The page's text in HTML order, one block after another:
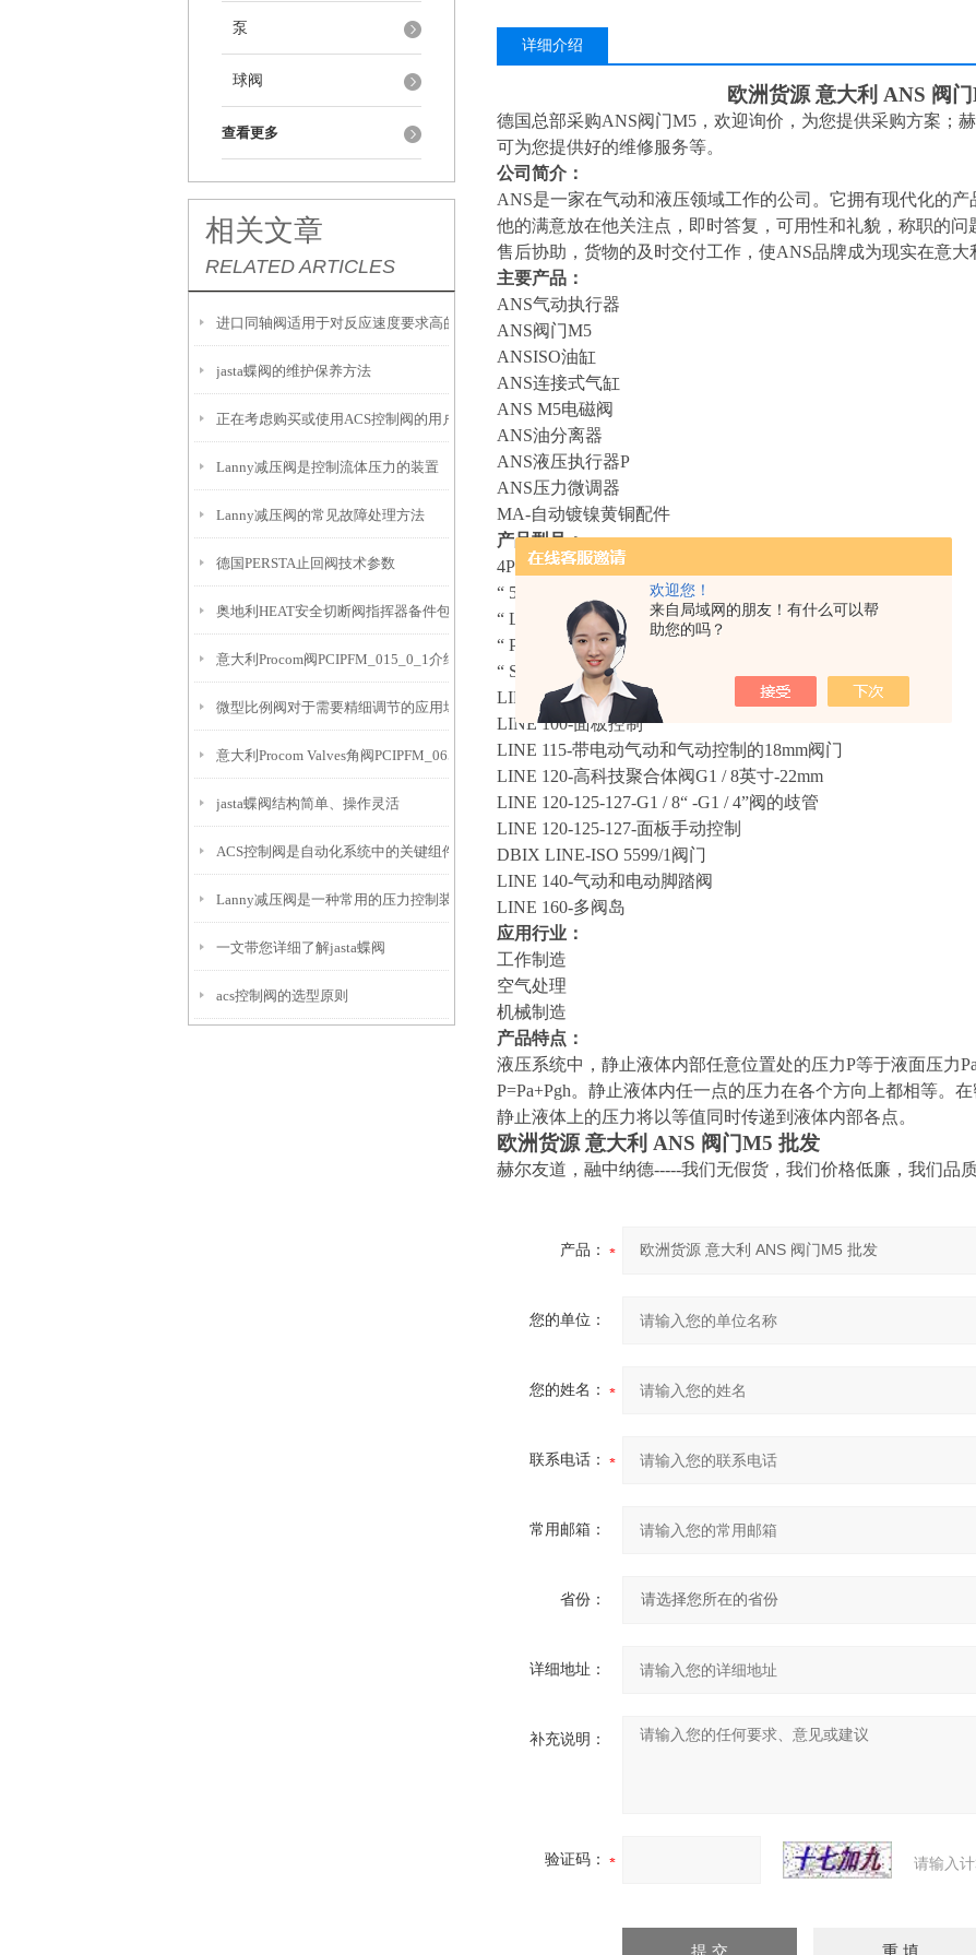
欢迎您！
来自局域网的朋友！有什么可以帮
助您的吗？
泵
球阀
查看更多
相关文章
RELATED ARTICLES
进口同轴阀适用于对反应速度要求高的工况中
jasta蝶阀的维护保养方法
正在考虑购买或使用ACS控制阀的用户，以下是一些建议
Lanny减压阀是控制流体压力的装置
Lanny减压阀的常见故障处理方法
德国PERSTA止回阀技术参数
奥地利HEAT安全切断阀指挥器备件包G612-G190144介绍
意大利Procom阀PCIPFM_015_0_1介绍
微型比例阀对于需要精细调节的应用场景非常重要
意大利Procom Valves角阀PCIPFM_065_3_1介绍
jasta蝶阀结构简单、操作灵活
ACS控制阀是自动化系统中的关键组件
Lanny减压阀是一种常用的压力控制装置
一文带您详细了解jasta蝶阀
acs控制阀的选型原则
详细介绍
欧洲货源 意大利 ANS 阀
德国总部采购ANS阀门M5，欢迎询价，为您提供采购方案；
可为您提供好的维修服务等。
公司简介：
ANS是一家在气动和液压领域工作的公司。它拥有现代化的
他的满意放在他关注点，即时答复，可用性和礼貌，称职的
售后协助，货物的及时交付工作，使ANS品牌成为现实在意大
主要产品：
ANS气动执行器
ANS阀门M5
ANSISO油缸
ANS连接式气缸
ANS M5电磁阀
ANS油分离器
ANS液压执行器P
ANS压力微调器
MA-自动镀镍黄铜配件
产品型号：
4PI”系列-ISO 6020/2标准
“ 5PI”系列-ISO 6022标准
“ L”系列-NFPA标准
“ P”系列-JIC标准
“ SC”和“ SCM”系列-紧凑型液压缸
LINE 100-M5微型阀-式接头ø4mm
LINE 100-面板控制
LINE 115-带电动气动和气动控制的18mm阀门
LINE 120-高科技聚合体阀G1 / 8英寸-22mm
LINE 120-125-127-G1 / 8“ -G1 / 4”阀的歧管
LINE 120-125-127-面板手动控制
DBIX LINE-ISO 5599/1阀门
LINE 140-气动和电动脚踏阀
LINE 160-多阀岛
应用行业：
工作制造
空气处理
机械制造
产品特点：
液压系统中，静止液体内部任意位置处的压力P等于液面压力
P=Pa+Pgh。静止液体内任一点的压力在各个方向上都相等。
静止液体上的压力将以等值同时传递到液体内部各点。
欧洲货源 意大利 ANS 阀门M5 批发
赫尔友道，融中纳德-----我们无假货，我们价格低廉，我们品质
产品：
您的单位：
您的姓名：
联系电话：
常用邮箱：
省份：
详细地址：
补充说明：
验证码： 请输入